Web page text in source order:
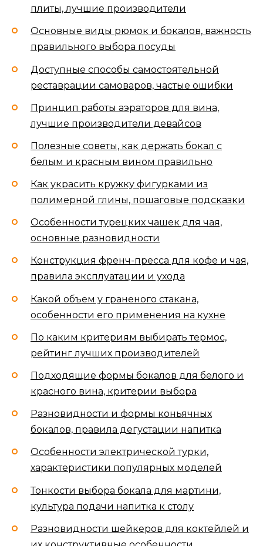
плиты, лучшие производители
Основные виды рюмок и бокалов, важность
правильного выбора посуды
Доступные способы самостоятельной
реставрации самоваров, частые ошибки
Принцип работы аэраторов для вина,
лучшие производители девайсов
Полезные советы, как держать бокал с
белым и красным вином правильно
Как украсить кружку фигурками из
полимерной глины, пошаговые подсказки
Особенности турецких чашек для чая,
основные разновидности
Конструкция френч-пресса для кофе и чая,
правила эксплуатации и ухода
Какой объем у граненого стакана,
особенности его применения на кухне
По каким критериям выбирать термос,
рейтинг лучших производителей
Подходящие формы бокалов для белого и
красного вина, критерии выбора
Разновидности и формы коньячных
бокалов, правила дегустации напитка
Особенности электрической турки,
характеристики популярных моделей
Тонкости выбора бокала для мартини,
культура подачи напитка к столу
Разновидности шейкеров для коктейлей и